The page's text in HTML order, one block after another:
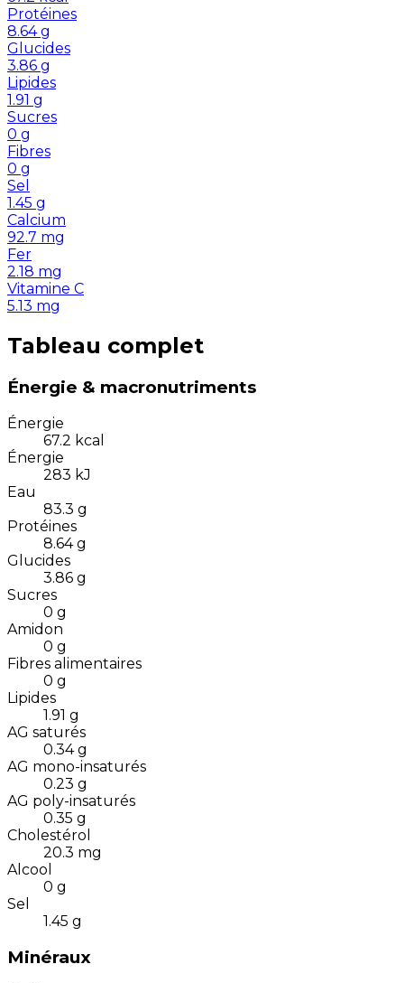
Protéines
8.64 g
Glucides
3.86 g
Lipides
1.91 g
Sucres
0 g
Fibres
0 g
Sel
1.45 g
Calcium
92.7 mg
Fer
2.18 mg
Vitamine C
5.13 mg
Tableau complet
Énergie & macronutriments
Énergie
67.2 kcal
Énergie
283 kJ
Eau
83.3 g
Protéines
8.64 g
Glucides
3.86 g
Sucres
0 g
Amidon
0 g
Fibres alimentaires
0 g
Lipides
1.91 g
AG saturés
0.34 g
AG mono-insaturés
0.23 g
AG poly-insaturés
0.35 g
Cholestérol
20.3 mg
Alcool
0 g
Sel
1.45 g
Minéraux